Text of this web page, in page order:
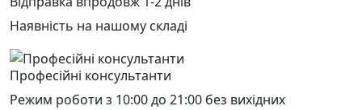
Наявність на нашому складі
Професійні консультанти
Режим роботи з 10:00 до 21:00 без вихідних